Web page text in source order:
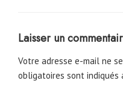
Laisser un
Votre adresse e-mail ne
obligatoires sont indiqués